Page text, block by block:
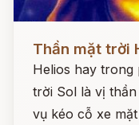
Đọc ngay
Thần mặt trời
Helios hay trong
trời Sol là vị
vụ kéo cỗ xe